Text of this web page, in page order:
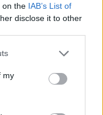
on the IAB’s List of
disclose it to other
or more Google
You may click to
third-party tags to
in below Google
my